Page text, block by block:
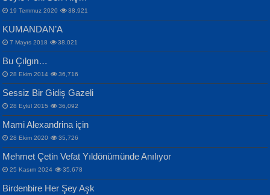
İPEK ACAR SERT
Gazze’nin Şecaati, Ümmetin İmtihanı...
Selahattin Yıldız
İdrakimle Üşürken...
ERDEM BAYAZIT
Sana, Bana, Vatanıma, Ülkemin
İnsanlarına Dair...
NAZIM HİKMET RAN
19 Temmuz 2020 38,921
KUMANDAN’A
7 Mayıs 2018 38,021
Bu Çılgın…
28 Ekim 2014 36,716
Sessiz Bir Gidiş Gazeli
28 Eylül 2015 36,092
Mami Alexandrina için
28 Ekim 2020 35,726
Mehmet Çetin Vefat Yıldönümünde Anılıyor
25 Kasım 2024 35,678
Birdenbire Her Şey Aşk